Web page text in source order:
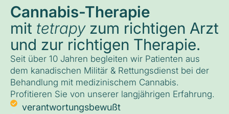
Cannabis-Therapie
mit tetrapyzum richtigen Arzt
und zur richtigen Therapie.
Seit über 10 Jahren begleiten wir Patienten aus
dem kanadischen Militär & Rettungsdienst bei der
Behandlung mit medizinischem Cannabis.
Profitieren Sie von unserer langjährigen Erfahrung.
verantwortungsbewußt